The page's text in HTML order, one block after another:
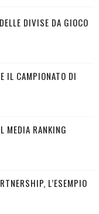
DIVISE DA GIOCO
IL CAMPIONATO DI
MEDIA RANKING
L’ESEMPIO